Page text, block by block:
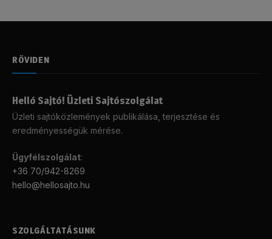
RÖVIDEN
Helló Sajtó! Üzleti Sajtószolgálat
Üzleti sajtóközlemények publikálása, terjesztése és
eredményességük mérése.
Ügyfélszolgálat:
+36 70/942-8269
hello@hellosajto.hu
SZOLGÁLTATÁSUNK